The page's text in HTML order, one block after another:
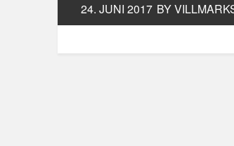
24. JUNI 2017 BY